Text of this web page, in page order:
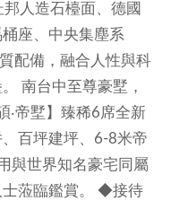
人造石檯面、德國
座、中央集塵系
配備，融合人性與科
南台中至尊豪墅，
‧帝墅】臻稀6席全新
百坪建坪、6-8米帝
與世界知名豪宅同屬
蒞臨鑑賞。 ◆接待